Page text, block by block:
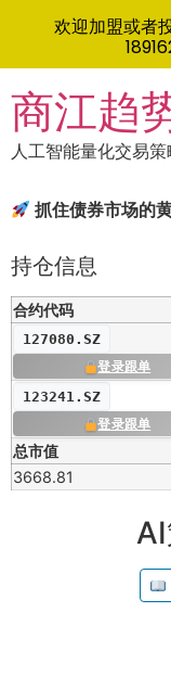
to
content
商江趋
人工智能量化交易策
抓住债券市场的
持仓信息
合约代码
127080.SZ
登录跟单
123241.SZ
登录跟单
总市值
3668.81
欢迎加盟或者